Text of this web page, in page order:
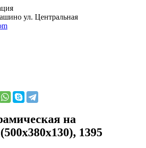
ул. Центральная
на
1395